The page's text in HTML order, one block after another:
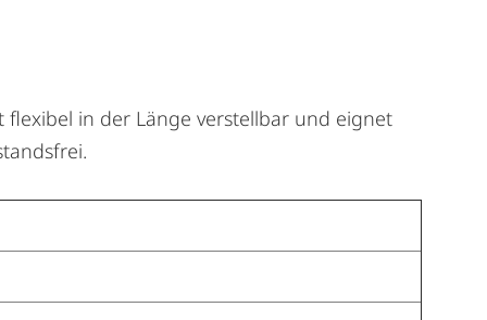
flexibel in der Länge verstellbar und eignet